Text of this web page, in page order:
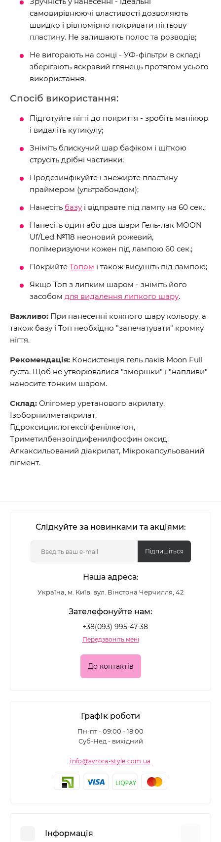
самовирівнюючі властивості дозволяють
швидко і рівномірно покривати нігтьову
пластину. Не залишають полос та розводів;
Не вигорають на сонці - УФ-фільтри в складі
зберігають яскравий глянець протягом усього
використання.
Спосіб використання:
Підготуйте нігті до покриття - зробіть манікюр
і видаліть кутикулу;
Зніміть блискучий шар бафіком і щіткою
струсіть дрібні частинки;
Продезинфікуйте і знежирте пластину
праймером (ультрабондом);
Нанесіть базу і відправте під лампу на 60 сек.;
Нанесіть один або два шари Гель-лак MOON
Uf/Led №118 неоновий рожевий,
полімеризуючи кожен під лампою 60 сек.;
Покрийте Топом і також висушіть під лампою;
Якщо Топ з липким шаром - зніміть його
засобом для видалення липкого шару.
Важливо: При нанесенні кожного шару кольору, а
також базу і Топ необхідно "запечатувати" кромку
нігтя.
Рекомендація: Консистенція гель лаків Moon Full
густа. Щоб не утворювалися "зморшки" і "напливи"
наносите тонким шаром.
Склад: Олігомер уретанового акрилату,
Ізоборнилметакрилат,
Гідроксициклогексілфенілкетон,
Триметилбензоілдифенилфосфин оксид,
Алкаксильований діакрилат, Мікрокапсульований
пігмент.
Слідкуйте за новинками та акціями:
Підпишіться
Наша адреса:
Україна, м. Київ, вул. Вінстона Черчилля, 42
Зателефонуйте нам:
+38(093) 995-47-38
Передзвоніть мені
До контактів
Графік роботи
Пн-пт - 09:00 - 18:00
Суб-Нед - вихідний
info@avrora-style.com.ua
Інформація